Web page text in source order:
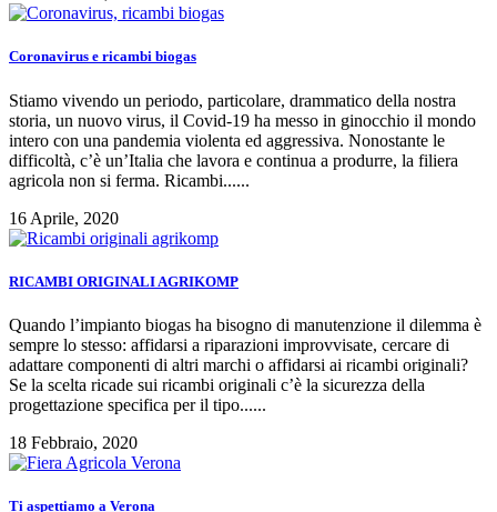
Coronavirus e ricambi biogas
Stiamo vivendo un periodo, particolare, drammatico della nostra
storia, un nuovo virus, il Covid-19 ha messo in ginocchio il mondo
intero con una pandemia violenta ed aggressiva. Nonostante le
difficoltà, c’è un’Italia che lavora e continua a produrre, la filiera
agricola non si ferma. Ricambi......
16 Aprile, 2020
RICAMBI ORIGINALI AGRIKOMP
Quando l’impianto biogas ha bisogno di manutenzione il dilemma è
sempre lo stesso: affidarsi a riparazioni improvvisate, cercare di
adattare componenti di altri marchi o affidarsi ai ricambi originali?
Se la scelta ricade sui ricambi originali c’è la sicurezza della
progettazione specifica per il tipo......
18 Febbraio, 2020
Ti aspettiamo a Verona